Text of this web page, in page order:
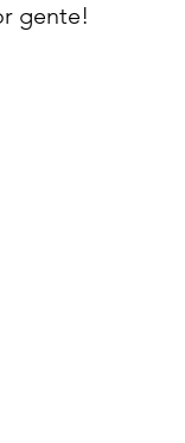
gente!